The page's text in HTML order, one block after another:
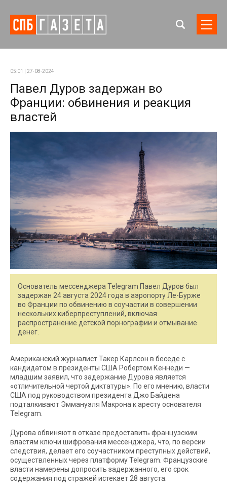
05:01 | 27-08-2024
Павел Дуров задержан во
Франции: обвинения и реакция
властей
Основатель мессенджера Telegram Павел Дуров был
задержан 24 августа 2024 года в аэропорту Ле-Бурже
во Франции по обвинению в соучастии в совершении
нескольких киберпреступлений, включая
распространение детской порнографии и отмывание
денег.
Американский журналист Такер Карлсон в беседе с
кандидатом в президенты США Робертом Кеннеди —
младшим заявил, что задержание Дурова является
«отличительной чертой диктатуры». По его мнению, власти
США под руководством президента Джо Байдена
подталкивают Эммануэля Макрона к аресту основателя
Telegram.
Дурова обвиняют в отказе предоставить французским
властям ключи шифрования мессенджера, что, по версии
следствия, делает его соучастником преступных действий,
осуществленных через платформу Telegram. Французские
власти намерены допросить задержанного, его срок
содержания под стражей истекает 28 августа.